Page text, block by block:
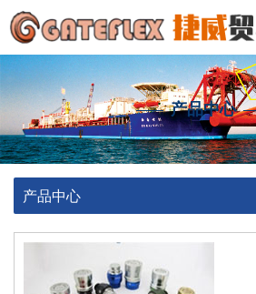
产品中心
产品中心